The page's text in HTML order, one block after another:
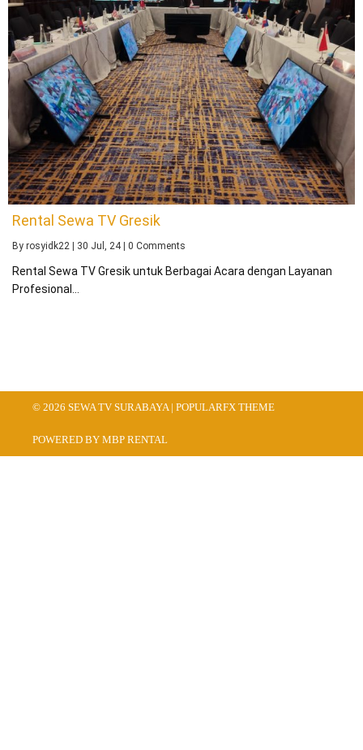
Rental Sewa TV Gresik
By rosyidk22 | 30 Jul, 24 | 0 Comments
Rental Sewa TV Gresik untuk Berbagai Acara dengan Layanan
Profesional…
© 2026 SEWA TV SURABAYA | POPULARFX THEME
POWERED BY MBP RENTAL